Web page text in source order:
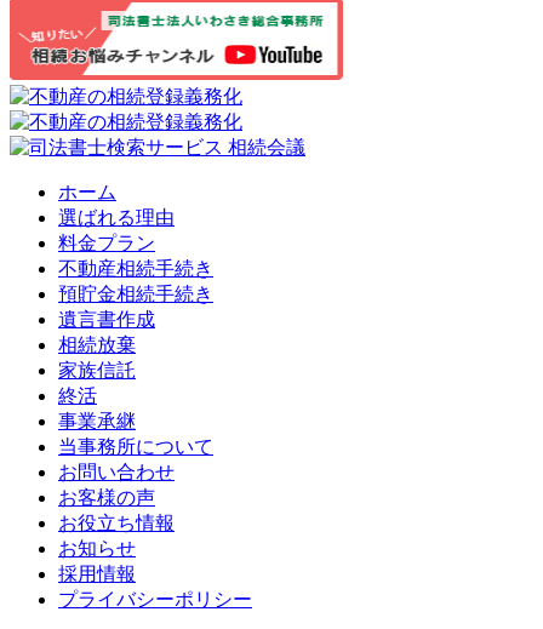
ホーム
選ばれる理由
料金プラン
不動産相続手続き
預貯金相続手続き
遺言書作成
相続放棄
家族信託
終活
事業承継
当事務所について
お問い合わせ
お客様の声
お役立ち情報
お知らせ
採用情報
プライバシーポリシー